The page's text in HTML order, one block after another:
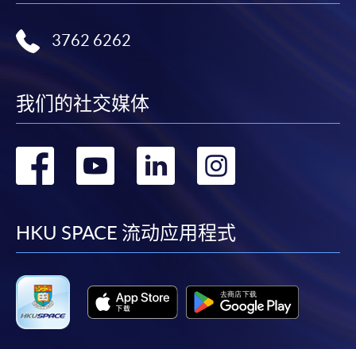
3762 6262
我们的社交媒体
转
facebook
转
youtube
转
linkedin
HKU SPACE 流动应用程式